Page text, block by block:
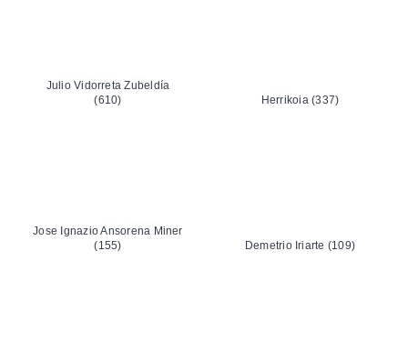
Julio Vidorreta Zubeldía
(610)
Herrikoia (337)
Jose Ignazio Ansorena Miner
(155)
Demetrio Iriarte (109)